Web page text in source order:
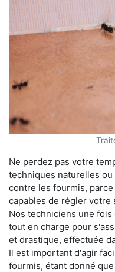
Ne perdez pas votre
techniques naturelles
contre les fourmis,
capables de régler votre
Nos techniciens une
tout en charge pour
et drastique, effectuée
Il est important d'agir
fourmis, étant donné